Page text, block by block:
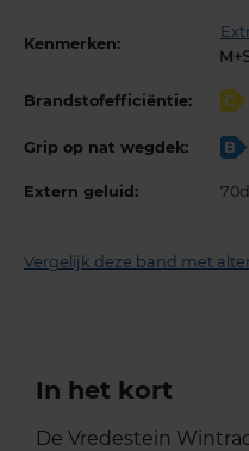
Kenmerken:
Brandstofefficiëntie: C
Grip op nat wegdek: B
Extern geluid:
Vergelijk deze band met
In het kort
De Vredestein